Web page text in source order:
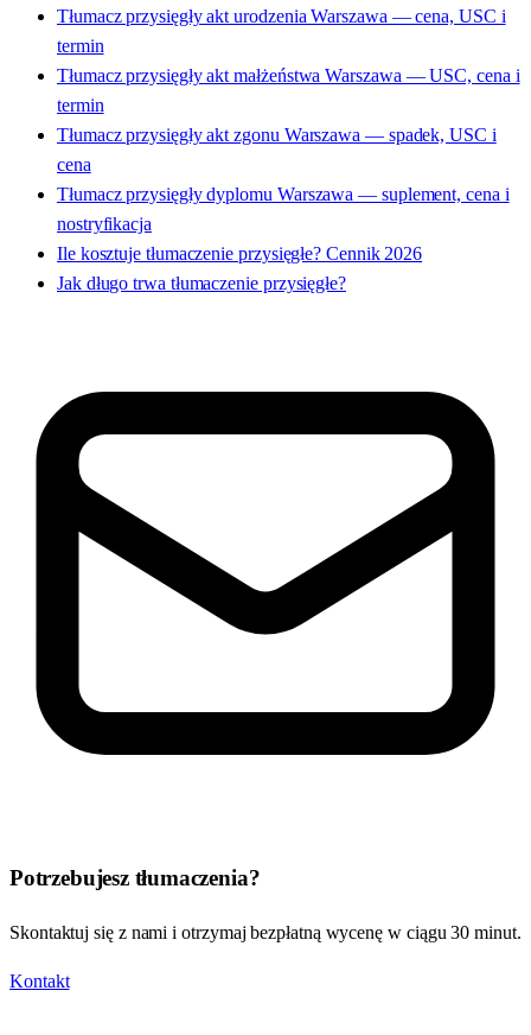
Tłumacz przysięgły akt urodzenia Warszawa — cena, USC i
termin
Tłumacz przysięgły akt małżeństwa Warszawa — USC, cena i
termin
Tłumacz przysięgły akt zgonu Warszawa — spadek, USC i
cena
Tłumacz przysięgły dyplomu Warszawa — suplement, cena i
nostryfikacja
Ile kosztuje tłumaczenie przysięgłe? Cennik 2026
Jak długo trwa tłumaczenie przysięgłe?
Potrzebujesz tłumaczenia?
Skontaktuj się z nami i otrzymaj bezpłatną wycenę w ciągu 30 minut.
Kontakt